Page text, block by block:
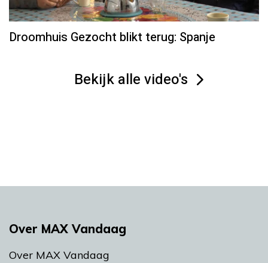
Droomhuis Gezocht blikt terug: Spanje
Bekijk alle video's
Over MAX Vandaag
Over MAX Vandaag